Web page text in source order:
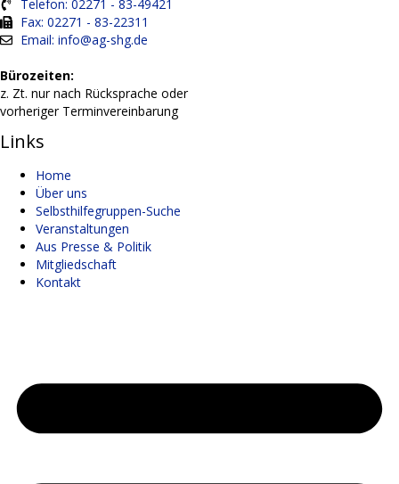
Telefon: 02271 - 83-49421
Fax: 02271 - 83-22311
Email: info@ag-shg.de
Bürozeiten:
z. Zt. nur nach Rücksprache oder
vorheriger Terminvereinbarung
Links
Home
Über uns
Selbsthilfegruppen-Suche
Veranstaltungen
Aus Presse & Politik
Mitgliedschaft
Kontakt